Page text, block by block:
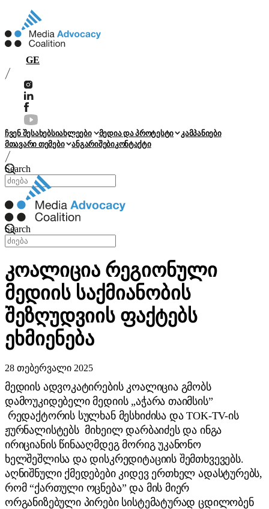
GE
ჩვენ შესახებსიახლეები მედია და პროტესტი
კამპანიები
მთავარი თემები
ანგარიშებიკონტაქტი
Search
Search
კოალიცია რეგიონული
მედიის საქმიანობის
შეზღუდვიის ფაქტებს
ეხმიენება
28 თებერვალი 2025
მედიის ადვოკატირების კოალიცია გმობს
დამოუკიდებელი მედიის „აჭარა თაიმსის”
რედაქტორის სულხან მესხიძისა და TOK-TV-ის
ჟურნალისტებს მიხეილ დარბაიძეს და ინგა
ირიციანის წინააღმდეგ მორიგ უკანონო
ხელშეშლისა და დისკრედიტაციის შემთხვევებს.
აღნიშნული ქმედებები კიდევ ერთხელ ადასტურებს,
რომ “ქართული ოცნება” და მის მიერ
ორგანიზებული პირები სისტემატურად ცდილობენ